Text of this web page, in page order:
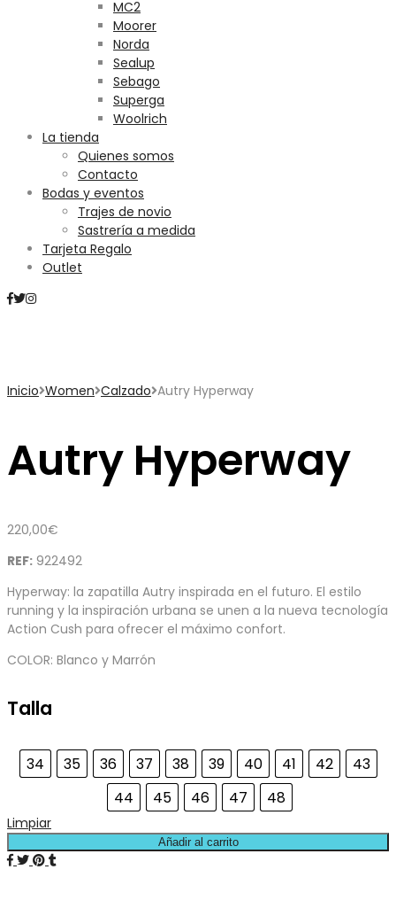
MC2
Moorer
Norda
Sealup
Sebago
Superga
Woolrich
La tienda
Quienes somos
Contacto
Bodas y eventos
Trajes de novio
Sastrería a medida
Tarjeta Regalo
Outlet
Inicio Women Calzado Autry Hyperway
Autry Hyperway
220,00€
REF: 922492
Hyperway: la zapatilla Autry inspirada en el futuro. El estilo
running y la inspiración urbana se unen a la nueva tecnología
Action Cush para ofrecer el máximo confort.
COLOR: Blanco y Marrón
Talla
34 35 36 37 38 39 40 41 42
43
44
45 46 47 48
Limpiar
Añadir al carrito